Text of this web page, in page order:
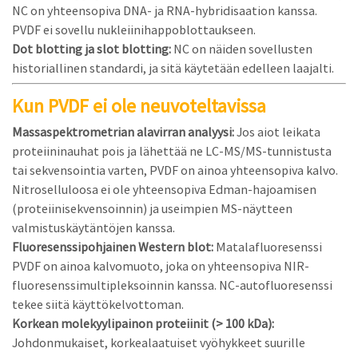
NC on yhteensopiva DNA- ja RNA-hybridisaation kanssa.
PVDF ei sovellu nukleiinihappoblottaukseen.
Dot blotting ja slot blotting: NC on näiden sovellusten
historiallinen standardi, ja sitä käytetään edelleen laajalti.
Kun PVDF ei ole neuvoteltavissa
Massaspektrometrian alavirran analyysi:Jos aiot leikata
proteiininauhat pois ja lähettää ne LC-MS/MS-tunnistusta
tai sekvensointia varten, PVDF on ainoa yhteensopiva kalvo.
Nitroselluloosa ei ole yhteensopiva Edman-hajoamisen
(proteiinisekvensoinnin) ja useimpien MS-näytteen
valmistuskäytäntöjen kanssa.
Fluoresenssipohjainen Western blot: Matalafluoresenssi
PVDF on ainoa kalvomuoto, joka on yhteensopiva NIR-
fluoresenssimultipleksoinnin kanssa. NC-autofluoresenssi
tekee siitä käyttökelvottoman.
Korkean molekyylipainon proteiinit (> 100 kDa):
Johdonmukaiset, korkealaatuiset vyöhykkeet suurille